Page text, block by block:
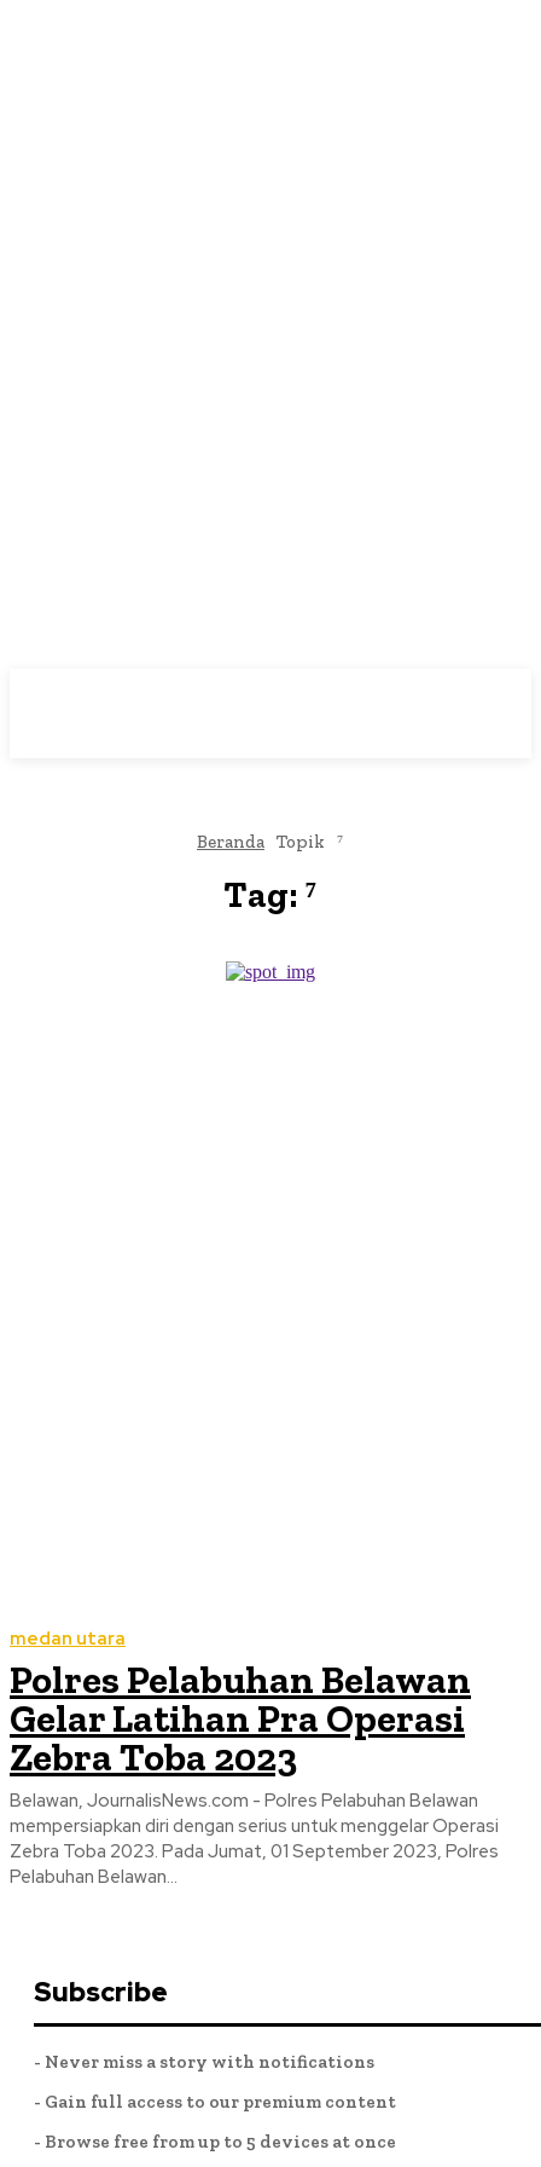
Beranda Topik ⁷
Tag: ⁷
medan utara
Polres Pelabuhan Belawan
Gelar Latihan Pra Operasi
Zebra Toba 2023
Belawan, JournalisNews.com - Polres Pelabuhan Belawan
mempersiapkan diri dengan serius untuk menggelar Operasi
Zebra Toba 2023. Pada Jumat, 01 September 2023, Polres
Pelabuhan Belawan...
Subscribe
- Never miss a story with notifications
- Gain full access to our premium content
- Browse free from up to 5 devices at once